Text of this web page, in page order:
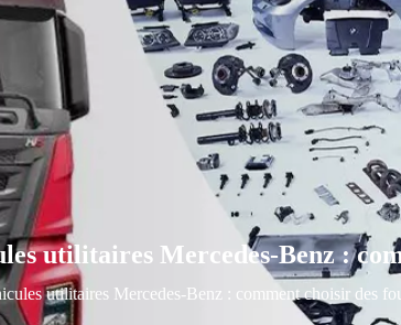
utilitaires Mercedes-Benz :
utilitaires Mercedes-Benz : comment choisir des